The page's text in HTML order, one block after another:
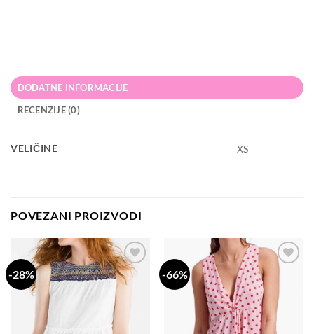
DODATNE INFORMACIJE
RECENZIJE (0)
VELIČINE XS
POVEZANI PROIZVODI
-28%
Dodaj
na
-66%
želja